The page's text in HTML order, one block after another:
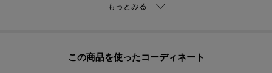
この商品を使った